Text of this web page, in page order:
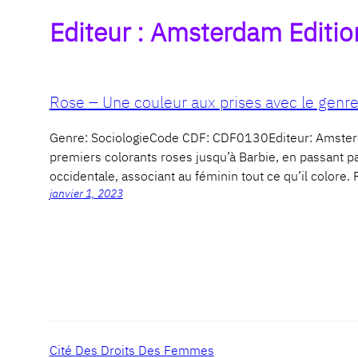
Editeur : Amsterdam
Rose – Une couleur aux prises avec le genre
Genre: SociologieCode CDF: CDF0130Editeur:
premiers colorants roses jusqu’à Barbie, en passant
occidentale, associant au féminin tout ce qu’il colore.
janvier 1, 2023
Cité Des Droits Des Femmes